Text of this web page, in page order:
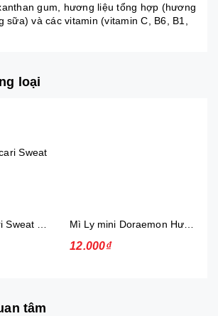
gum, hương liệu tổng hợp (hương
sữa) và các vitamin (vitamin C, B6, B1,
loại
12.000₫
tâm